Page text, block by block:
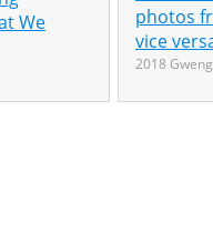
We
photos
vice
2018